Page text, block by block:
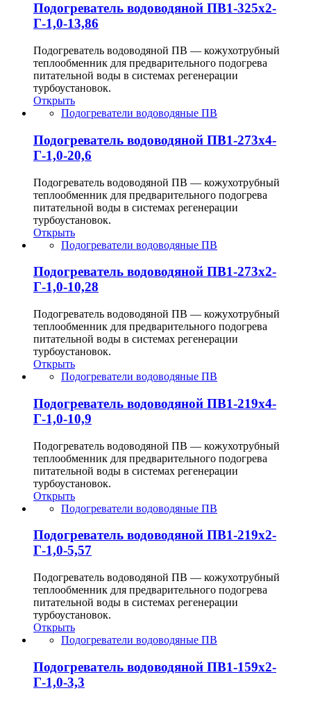
Подогреватель водоводяной ПВ1-325х2-
Г-1,0-13,86
Подогреватель водоводяной ПВ — кожухотрубный
теплообменник для предварительного подогрева
питательной воды в системах регенерации
турбоустановок.
Открыть
Подогреватели водоводяные ПВ
Подогреватель водоводяной ПВ1-273х4-
Г-1,0-20,6
Подогреватель водоводяной ПВ — кожухотрубный
теплообменник для предварительного подогрева
питательной воды в системах регенерации
турбоустановок.
Открыть
Подогреватели водоводяные ПВ
Подогреватель водоводяной ПВ1-273х2-
Г-1,0-10,28
Подогреватель водоводяной ПВ — кожухотрубный
теплообменник для предварительного подогрева
питательной воды в системах регенерации
турбоустановок.
Открыть
Подогреватели водоводяные ПВ
Подогреватель водоводяной ПВ1-219х4-
Г-1,0-10,9
Подогреватель водоводяной ПВ — кожухотрубный
теплообменник для предварительного подогрева
питательной воды в системах регенерации
турбоустановок.
Открыть
Подогреватели водоводяные ПВ
Подогреватель водоводяной ПВ1-219х2-
Г-1,0-5,57
Подогреватель водоводяной ПВ — кожухотрубный
теплообменник для предварительного подогрева
питательной воды в системах регенерации
турбоустановок.
Открыть
Подогреватели водоводяные ПВ
Подогреватель водоводяной ПВ1-159х2-
Г-1,0-3,3